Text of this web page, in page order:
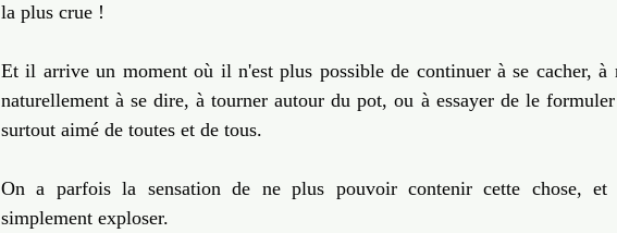
la plus crue !
Et il arrive un moment où il n'est plus possible de continuer à se cacher, à
naturellement à se dire, à tourner autour du pot, ou à essayer de le
surtout aimé de toutes et de tous.
On a parfois la sensation de ne plus pouvoir contenir cette chose, et
simplement exploser.